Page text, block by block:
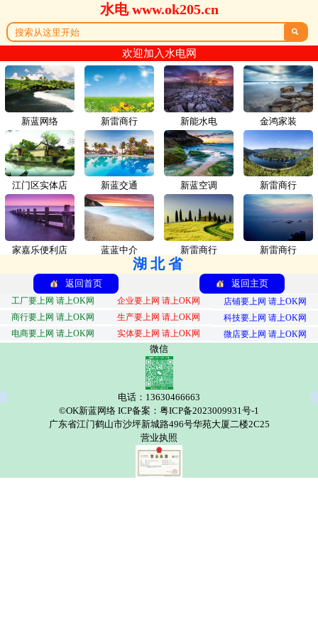
水电 www.ok205.cn

欢迎加入水电网
新蓝网络 新雷商行
江门区实体店 新蓝交通
家嘉乐便利店 蓝蓝中介
新能水电 金鸿家装
新蓝空调 新雷商行
新雷商行 新雷商行
湖北省
返回首页 返回主页
工厂要上网 请上OK网 企业要上网 请上OK网
店铺要上网 请上OK网
商行要上网 请上OK网
生产要上网 请上OK网
科技要上网 请上OK网
电商要上网 请上OK网
实体要上网 请上OK网 微店要上网 请上OK网
微信
电话：13630466663
©OK新蓝网络 ICP备案：粤ICP备2023009931号-1
广东省江门鹤山市沙坪新城路496号华苑大厦二楼2C25
营业执照